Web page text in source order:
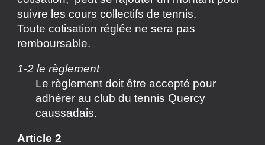
suivre les cours collectifs de tennis.
Toute cotisation réglée ne sera pas
remboursable.
1-2 le règlement
Le règlement doit être accepté pour
adhérer au club du tennis Quercy
caussadais.
Article 2